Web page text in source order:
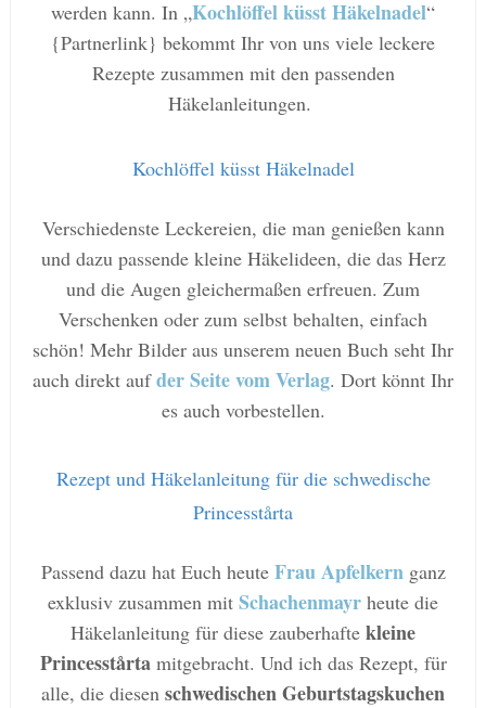
werden kann. In „Kochlöffel küsst Häkelnadel“
{Partnerlink} bekommt Ihr von uns viele leckere
Rezepte zusammen mit den passenden
Häkelanleitungen.
Kochlöffel küsst Häkelnadel
Verschiedenste Leckereien, die man genießen kann
und dazu passende kleine Häkelideen, die das Herz
und die Augen gleichermaßen erfreuen. Zum
Verschenken oder zum selbst behalten, einfach
schön! Mehr Bilder aus unserem neuen Buch seht Ihr
auch direkt aufder Seite vom Verlag. Dort könnt Ihr
es auch vorbestellen.
Rezept und Häkelanleitung für die schwedische
Princesstårta
Passend dazu hat Euch heute Frau Apfelkern ganz
exklusiv zusammen mit Schachenmayr heute die
Häkelanleitung für diese zauberhafte kleine
Princesstårtamitgebracht. Und ich das Rezept, für
alle, die diesen schwedischen Geburtstagskuchen